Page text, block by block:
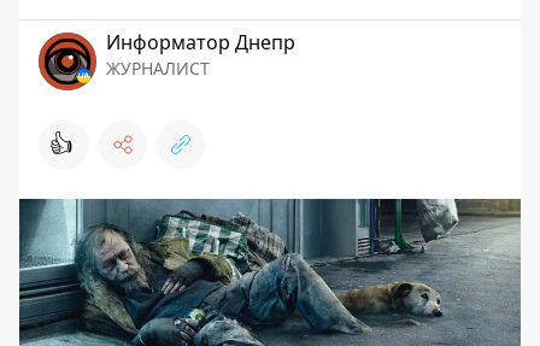
Информатор Днепр
ЖУРНАЛИСТ
👍